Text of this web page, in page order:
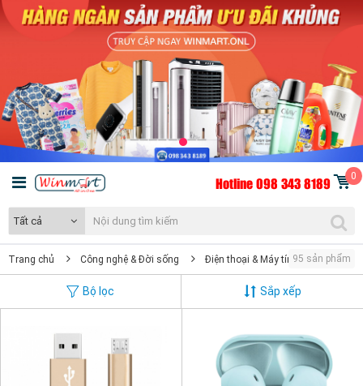
Hotline 098 343 8189 0
Tất cả
Trang chủ Công nghệ & Đời sống Điện thoại & Máy tính Điện
95 sản phẩm
Bộ lọc Sắp xếp